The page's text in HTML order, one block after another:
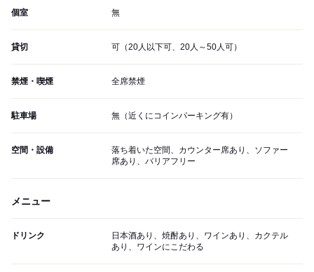
個室 無
貸切 可（20人以下可、20人～50人可）
禁煙・喫煙 全席禁煙
駐車場 無（近くにコインパーキング有）
空間・設備
落ち着いた空間、カウンター席あり、ソファー
席あり、バリアフリー
メニュー
ドリンク
日本酒あり、焼酎あり、ワインあり、カクテル
あり、ワインにこだわる